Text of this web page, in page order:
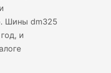
Шины dm325
и